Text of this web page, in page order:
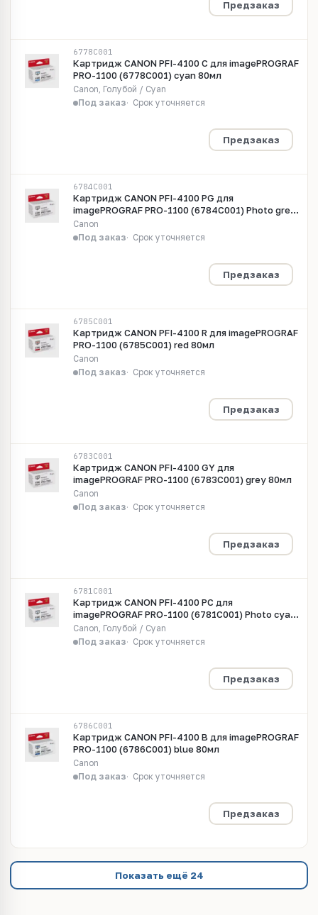
Предзаказ
6778C001
Картридж CANON PFI-4100 C для imagePROGRAF
PRO-1100 (6778C001) cyan 80мл
Canon, Голубой / Cyan
Под заказ
Срок уточняется
Предзаказ
6784C001
Картридж CANON PFI-4100 PG для
imagePROGRAF PRO-1100 (6784C001) Photo grey
80мл
Canon
Под заказ
Срок уточняется
Предзаказ
6785C001
Картридж CANON PFI-4100 R для imagePROGRAF
PRO-1100 (6785C001) red 80мл
Canon
Под заказ
Срок уточняется
Предзаказ
6783C001
Картридж CANON PFI-4100 GY для
imagePROGRAF PRO-1100 (6783C001) grey 80мл
Canon
Под заказ
Срок уточняется
Предзаказ
6781C001
Картридж CANON PFI-4100 PC для
imagePROGRAF PRO-1100 (6781C001) Photo cyan
80мл
Canon, Голубой / Cyan
Под заказ
Срок уточняется
Предзаказ
6786C001
Картридж CANON PFI-4100 B для imagePROGRAF
PRO-1100 (6786C001) blue 80мл
Canon
Под заказ
Срок уточняется
Предзаказ
Показать ещё 24